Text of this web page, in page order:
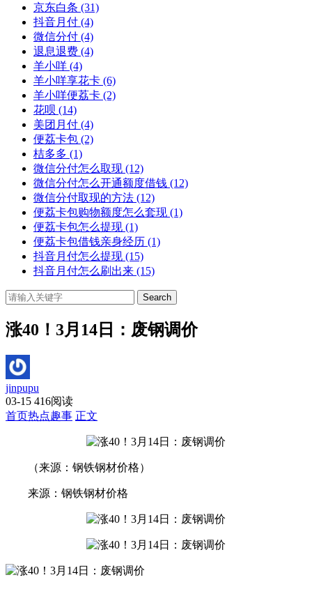
京东白条 (31)
抖音月付 (4)
微信分付 (4)
退息退费 (4)
羊小咩 (4)
羊小咩享花卡 (6)
羊小咩便荔卡 (2)
花呗 (14)
美团月付 (4)
便荔卡包 (2)
桔多多 (1)
微信分付怎么取现 (12)
微信分付怎么开通额度借钱 (12)
微信分付取现的方法 (12)
便荔卡包购物额度怎么套现 (1)
便荔卡包怎么提现 (1)
便荔卡包借钱亲身经历 (1)
抖音月付怎么提现 (15)
抖音月付怎么刷出来 (15)
Search
涨40！3月14日：废钢调价
jinpupu
03-15 416阅读
首页热点趣事 正文
（来源：钢铁钢材价格）
来源：钢铁钢材价格